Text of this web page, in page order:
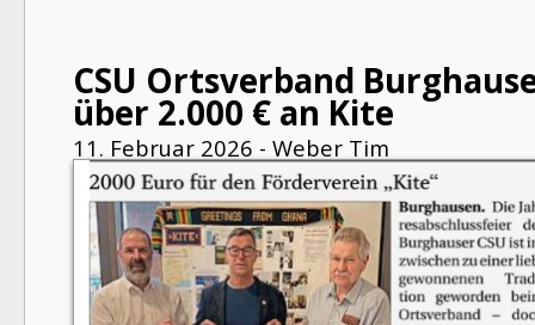
CSU Ortsverband
über 2.000 € an Kite
11. Februar 2026 - Weber Tim